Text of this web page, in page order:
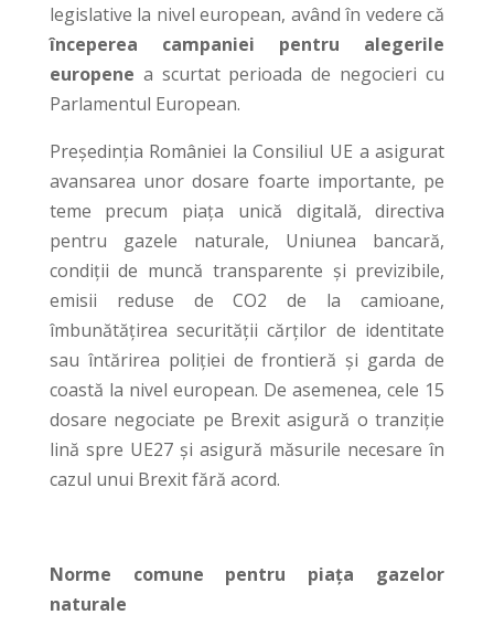
legislative la nivel european, având în vedere că
începerea campaniei pentru alegerile
europene a scurtat perioada de negocieri cu
Parlamentul European.
Președinția României la Consiliul UE a asigurat
avansarea unor dosare foarte importante, pe
teme precum piața unică digitală, directiva
pentru gazele naturale, Uniunea bancară,
condiții de muncă transparente și previzibile,
emisii reduse de CO2 de la camioane,
îmbunătățirea securității cărților de identitate
sau întărirea poliției de frontieră și garda de
coastă la nivel european. De asemenea, cele 15
dosare negociate pe Brexit asigură o tranziție
lină spre UE27 și asigură măsurile necesare în
cazul unui Brexit fără acord.
Norme comune pentru piața gazelor
naturale